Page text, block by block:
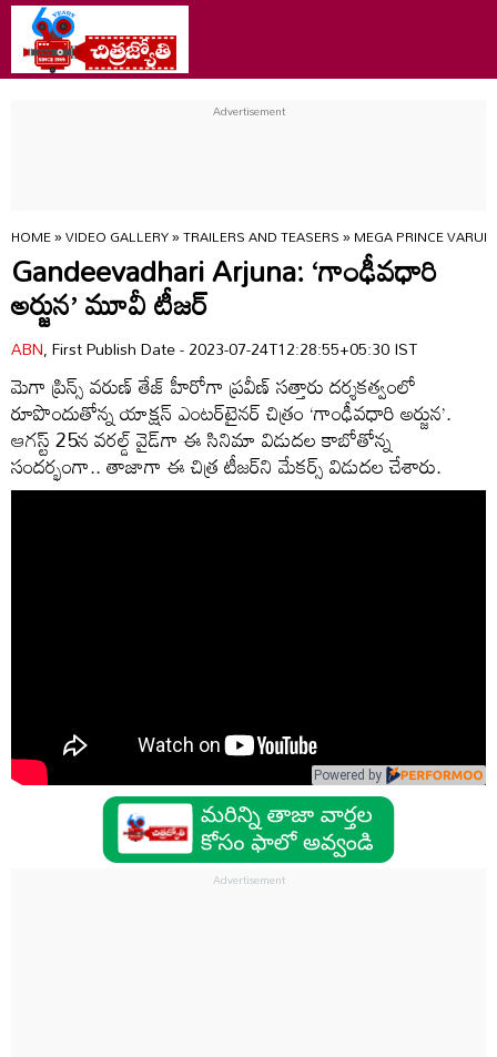
HOME»VIDEO GALLERY»TRAILERS AND TEASERS»MEGA PRINCE
Gandeevadhari Arjuna: ‘గాంఢీవధారి
అర్జున’ మూవీ టీజర్
ABN, First Publish Date - 2023-07-24T12:28:55+05:30 IST
మెగా ప్రిన్స్ వ‌రుణ్ తేజ్ హీరోగా ప్ర‌వీణ్ స‌త్తారు ద‌ర్శ‌క‌త్వంలో
రూపొందుతోన్న యాక్ష‌న్ ఎంట‌ర్‌టైన‌ర్ చిత్రం ‘గాంఢీవధారి అర్జున’.
ఆగ‌స్ట్ 25న వ‌ర‌ల్డ్ వైడ్‌గా ఈ సినిమా విడుదల కాబోతోన్న
సందర్భంగా.. తాజాగా ఈ చిత్ర టీజర్‌ని మేకర్స్ విడుదల చేశారు.
Powered by